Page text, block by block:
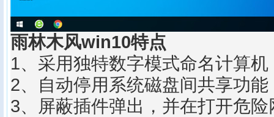
雨林木风win10特点
1、采用独特数字模式命名计算
2、自动停用系统磁盘间共享功
3、屏蔽插件弹出，并在打开危